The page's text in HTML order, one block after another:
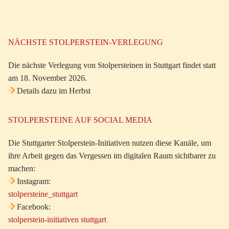
NÄCHSTE STOLPERSTEIN-VERLEGUNG
Die nächste Verlegung von Stolpersteinen in Stuttgart findet statt
am 18. November 2026.
Details dazu im Herbst
STOLPERSTEINE AUF SOCIAL MEDIA
Die Stuttgarter Stolperstein-Initiativen nutzen diese Kanäle, um
ihre Arbeit gegen das Vergessen im digitalen Raum sichtbarer zu
machen:
Instagram:
stolpersteine_stuttgart
Facebook:
stolperstein-initiativen stuttgart